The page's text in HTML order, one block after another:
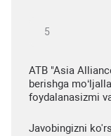
ATB "Asia
berishga
foydalanasizmi
Javobingizni